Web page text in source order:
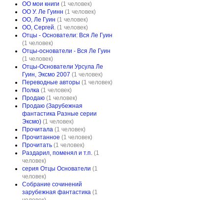
ОО мои книги (1 человек)
ОО У. Ле Гуинн (1 человек)
ОО, Ле Гуин (1 человек)
ОО, Сергей. (1 человек)
Отцы - Основатели: Вся Ле Гуин
(1 человек)
Отцы-основатели - Вся Ле Гуин
(1 человек)
Отцы-Основатели Урсула Ле
Гуин, Эксмо 2007 (1 человек)
Переводные авторы (1 человек)
Полка (1 человек)
Продаю (1 человек)
Продаю (Зарубежная
фантастика Разные серии
Эксмо) (1 человек)
Прочитала (1 человек)
Прочитанное (1 человек)
Прочитать (1 человек)
Раздарил, поменял и т.п. (1
человек)
серия Отцы Основатели (1
человек)
Собрание сочинений
зарубежная фантастика (1